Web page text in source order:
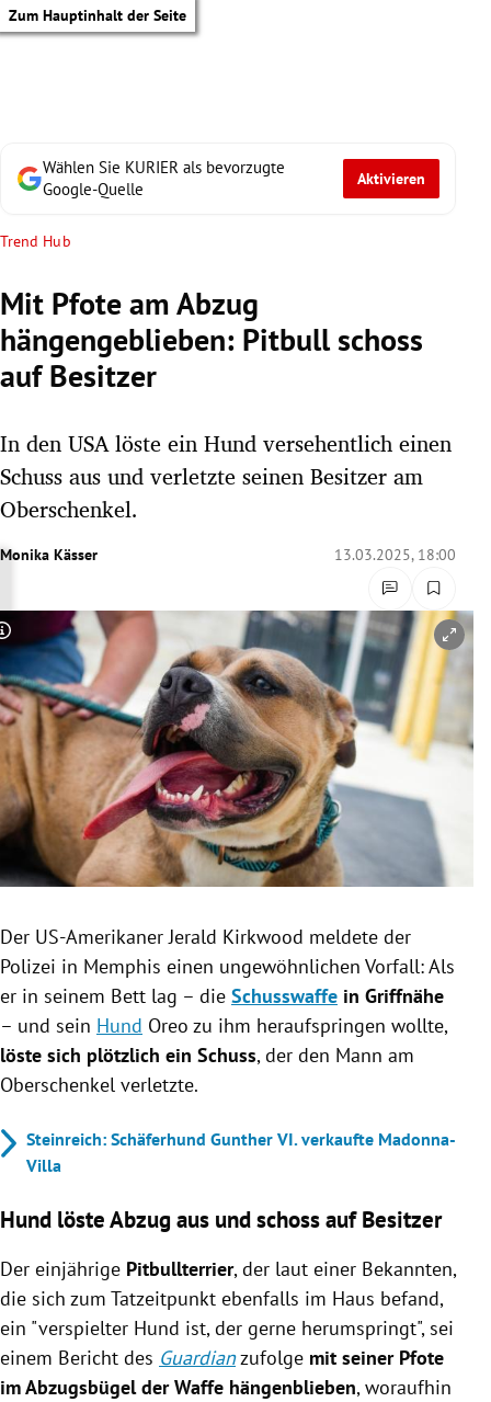
Zum Hauptinhalt der Seite
Untermenü
Untermenü
Untermenü
Untermenü
Untermenü
Untermenü
Untermenü
Untermenü
Untermenü
Wählen Sie KURIER als bevorzugte
Google-Quelle
Aktivieren
Trend Hub
Mit Pfote am Abzug
hängengeblieben: Pitbull schoss
auf Besitzer
In den USA löste ein Hund versehentlich einen
Schuss aus und verletzte seinen Besitzer am
Oberschenkel.
Monika Kässer 13.03.2025, 18:00
Copyright-Hinweis öffnen/schließen
Der US-Amerikaner Jerald Kirkwood meldete der
Polizei in Memphis einen ungewöhnlichen Vorfall: Als
er in seinem Bett lag – die Schusswaffe in Griffnähe
– und sein Hund Oreo zu ihm heraufspringen wollte,
löste sich plötzlich ein Schuss, der den Mann am
Oberschenkel verletzte.
Steinreich: Schäferhund Gunther VI. verkaufte Madonna-
Villa
Hund löste Abzug aus und schoss auf Besitzer
Der einjährige Pitbullterrier, der laut einer Bekannten,
die sich zum Tatzeitpunkt ebenfalls im Haus befand,
ein "verspielter Hund ist, der gerne herumspringt", sei
einem Bericht des Guardianzufolge mit seiner Pfote
im Abzugsbügel der Waffe hängenblieben, woraufhin